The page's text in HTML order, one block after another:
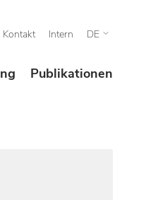
Kontakt Intern DE
Publikationen